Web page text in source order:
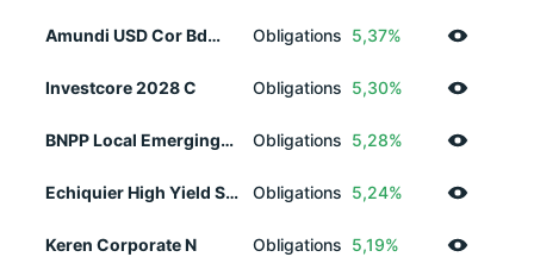
Amundi USD Cor Bd
Obligations 5,37%
Investcore 2028 C Obligations 5,30%
BNPP Local Emerging
Obligations 5,28%
Echiquier High Yield SRI
Obligations 5,24%
Keren Corporate N Obligations 5,19%